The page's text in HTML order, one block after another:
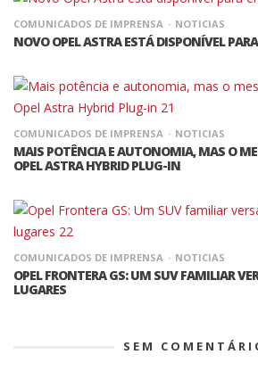
COMUNICADOS DE IMPRENSA NOTICIAS
NOVO OPEL ASTRA ESTÁ DISPONÍVEL
COMUNICADOS DE IMPRENSA NOTICIAS
MAIS POTÊNCIA E AUTONOMIA, MAS O
OPEL ASTRA HYBRID PLUG-IN
COMUNICADOS DE IMPRENSA NOTICIAS
OPEL FRONTERA GS: UM SUV FAMILIAR
LUGARES
SEM